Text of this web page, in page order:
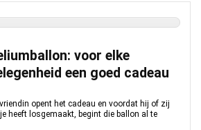
voor elke
een goed cadeau
opent het cadeau en voordat hij of zij
heeft losgemaakt, begint die ballon al te